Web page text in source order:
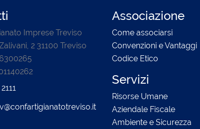
Imprese Treviso
2 31100 Treviso
Associazione
Come associarsi
Convenzioni e Vantaggi
Codice Etico
Servizi
Risorse Umane
Aziendale Fiscale
Ambiente e Sicurezza